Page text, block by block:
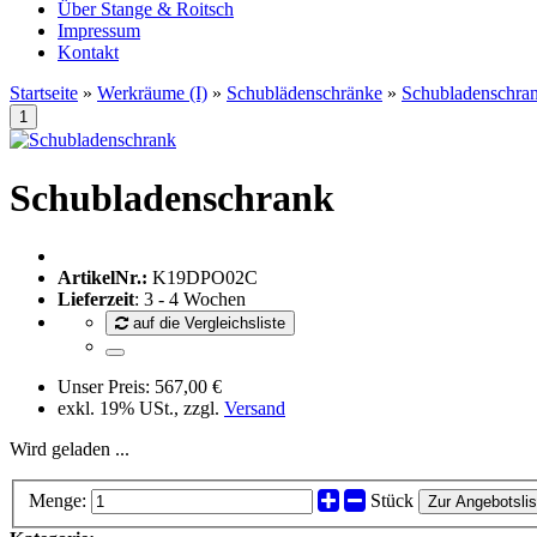
Über Stange & Roitsch
Impressum
Kontakt
Startseite » Werkräume (I) » Schublädenschränke »
Schubladenschrank
ArtikelNr.: K19DPO02C
Lieferzeit: 3 - 4 Wochen
auf die Vergleichsliste
Unser Preis: 567,00 €
exkl. 19% USt., zzgl. Versand
Wird geladen ...
Menge: Stück Zur